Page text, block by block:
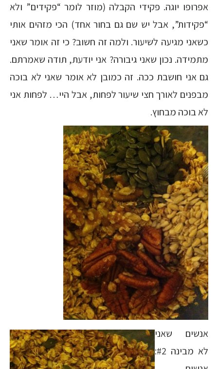
אפרופו יוגה. פקידי הקבלה (מוזר לומר “פקידים” ולא
“פקידות”, אבל יש שם גם בחור אחד) הכי מזהים אותי
כשאני מגיעה לשיעור. ולמה זה חשוב? כי זה אומר שאני
מתמידה. נכון שאני גיבורה? אני יודעת, תודה שאמרתם.
גם אני חושבת ככה. זה כמובן לא אומר שאני לא בוכה
מבפנים לאורך חצי שיעור לפחות, אבל היי… לפחות אני
לא בוכה מבחוץ.
אנשים שאני
לא מבינה #2: